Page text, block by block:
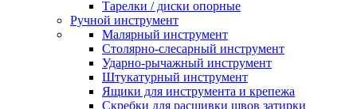
Тарелки / диски опорные
Ручной инструмент
Малярный инструмент
Столярно-слесарный инструмент
Ударно-рычажный инструмент
Штукатурный инструмент
Ящики для инструмента и крепежа
Скребки для расшивки швов затирки